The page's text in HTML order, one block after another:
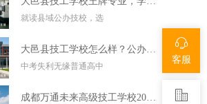
就读县域公办技校，选
中考失利无缘普通高中
客服